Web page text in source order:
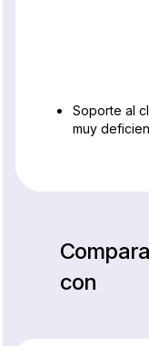
Soporte al
muy
con